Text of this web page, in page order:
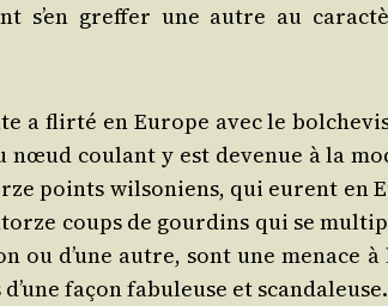
s’en gref­fer une autre au
a flir­té en Europe avec le
cou­lant y est deve­nue à la
points wil­so­niens, qui eurent en
coups de gour­dins qui se
ou d’une autre, sont une menace
façon fabu­leuse et scandaleuse.